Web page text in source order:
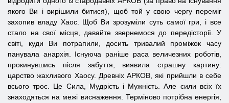
якого Ви і вирішили битися), щоб той у свою чергу переміг
захопив владу Хаос. Щоб Ви зрозуміли суть самої гри, і все
стало на свої місця, давайте звернемося до передісторії. У
світі, куди Ви потрапили, досить тривалий проміжок часу
панувала анархія. Існуюча раніше раса величезних роботів,
прокинувшись після забуття, виявила страшну картину:
царство жахливого Хаосу. Древніх АРКОВ, які прийшли в себе
всього троє. Це Сила, Мудрість і Мужність. Але сили всіх їх
знаходяться на межі виснаження. Терміново потрібна енергія,